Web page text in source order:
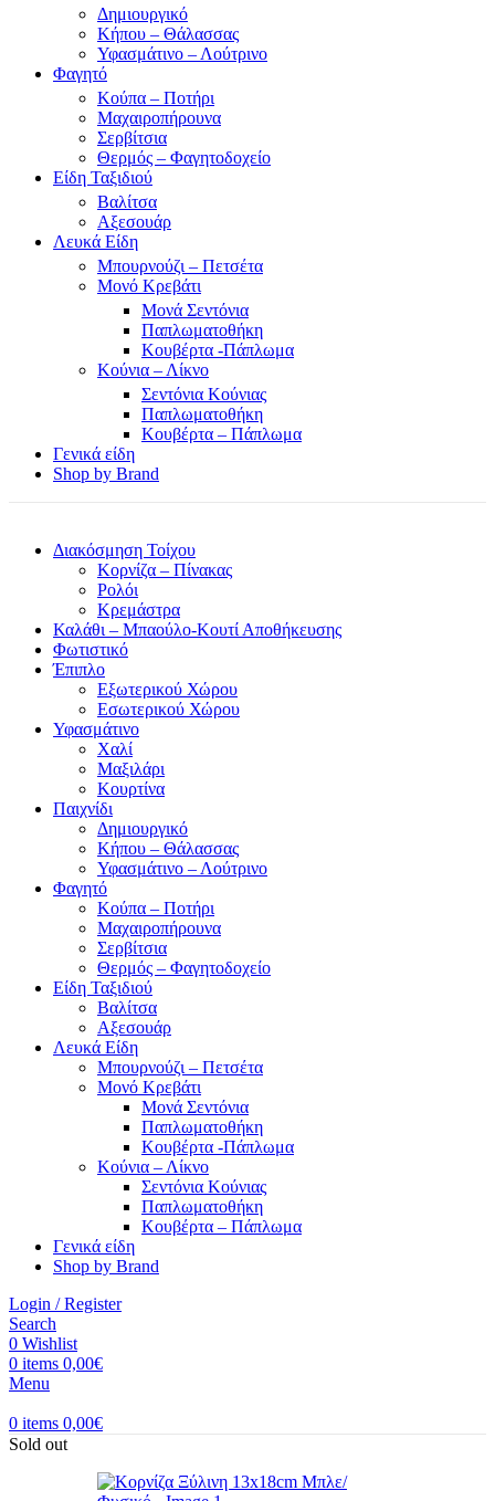
Δημιουργικό
Κήπου – Θάλασσας
Υφασμάτινο – Λούτρινο
Φαγητό
Κούπα – Ποτήρι
Μαχαιροπήρουνα
Σερβίτσια
Θερμός – Φαγητοδοχείο
Είδη Ταξιδιού
Βαλίτσα
Αξεσουάρ
Λευκά Είδη
Μπουρνούζι – Πετσέτα
Μονό Κρεβάτι
Μονά Σεντόνια
Παπλωματοθήκη
Κουβέρτα -Πάπλωμα
Κούνια – Λίκνο
Σεντόνια Κούνιας
Παπλωματοθήκη
Κουβέρτα – Πάπλωμα
Γενικά είδη
Shop by Brand
Διακόσμηση Τοίχου
Κορνίζα – Πίνακας
Ρολόι
Κρεμάστρα
Καλάθι – Μπαούλο-Κουτί Αποθήκευσης
Φωτιστικό
Έπιπλο
Εξωτερικού Χώρου
Εσωτερικού Χώρου
Υφασμάτινο
Χαλί
Μαξιλάρι
Κουρτίνα
Παιχνίδι
Δημιουργικό
Κήπου – Θάλασσας
Υφασμάτινο – Λούτρινο
Φαγητό
Κούπα – Ποτήρι
Μαχαιροπήρουνα
Σερβίτσια
Θερμός – Φαγητοδοχείο
Είδη Ταξιδιού
Βαλίτσα
Αξεσουάρ
Λευκά Είδη
Μπουρνούζι – Πετσέτα
Μονό Κρεβάτι
Μονά Σεντόνια
Παπλωματοθήκη
Κουβέρτα -Πάπλωμα
Κούνια – Λίκνο
Σεντόνια Κούνιας
Παπλωματοθήκη
Κουβέρτα – Πάπλωμα
Γενικά είδη
Shop by Brand
Login / Register
Search
0 Wishlist
0 items 0,00€
Menu
0 items 0,00€
Sold out